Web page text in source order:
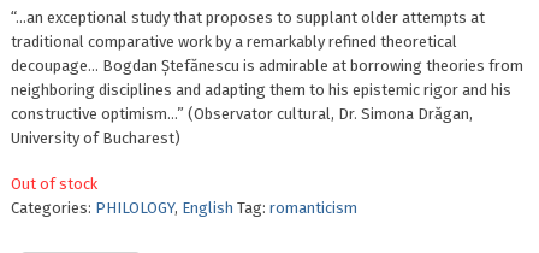
“…an exceptional study that proposes to supplant older attempts at
traditional comparative work by a remarkably refined theoretical
decoupage… Bogdan Ștefănescu is admirable at borrowing theories from
neighboring disciplines and adapting them to his epistemic rigor and his
constructive optimism…” (Observator cultural, Dr. Simona Drăgan,
University of Bucharest)
Out of stock
Categories: PHILOLOGY, English Tag: romanticism